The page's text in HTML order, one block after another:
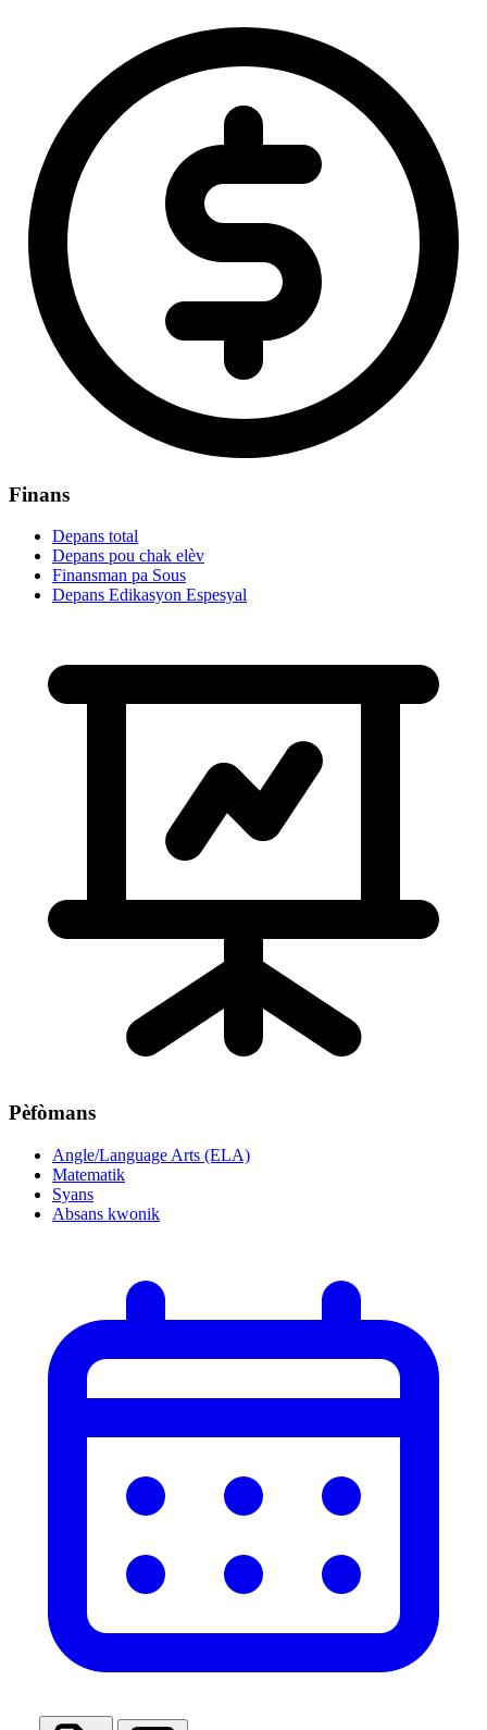
Finans
Depans total
Depans pou chak elèv
Finansman pa Sous
Depans Edikasyon Espesyal
Pèfòmans
Angle/Language Arts (ELA)
Matematik
Syans
Absans kwonik